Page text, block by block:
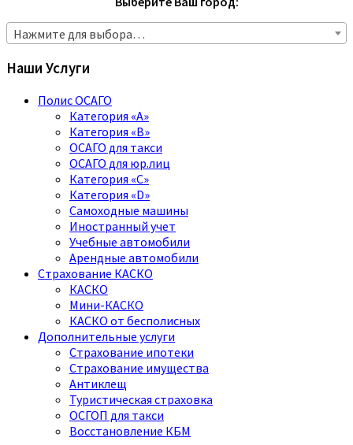
Нажмите для выбора…
Наши Услуги
Полис ОСАГО
Категория «A»
Категория «B»
ОСАГО для такси
ОСАГО для юр.лиц
Категория «C»
Категория «D»
Самоходные машины
Иностранный учет
Учебные автомобили
Арендные автомобили
Страхование КАСКО
КАСКО
Мини-КАСКО
КАСКО от бесполисных
Дополнительные услуги
Страхование ипотеки
Страхование имущества
Антиклещ
Туристическая страховка
ОСГОП для такси
Восстановление КБМ